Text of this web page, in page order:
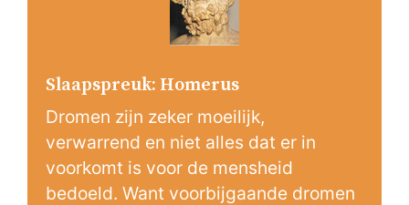
Slaapspreuk: Homerus
Dromen zijn zeker moeilijk,
verwarrend en niet alles dat er in
voorkomt is voor de mensheid
bedoeld. Want voorbijgaande dromen